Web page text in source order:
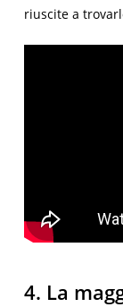
riuscite a
4. La